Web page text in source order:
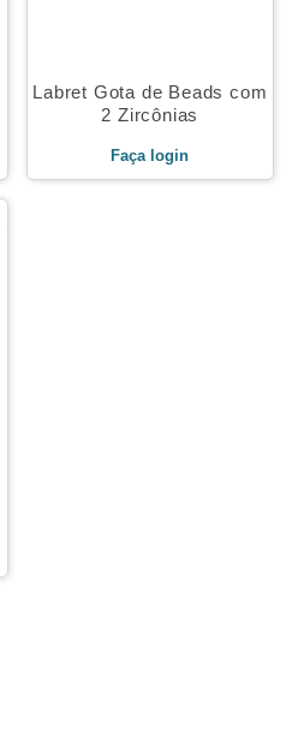
Labret Gota de Beads com
2 Zircônias
Faça login